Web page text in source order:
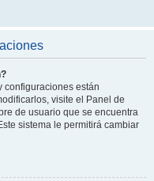
configuraciones están
visite el Panel de
de usuario que se encuentra
sistema le permitirá cambiar